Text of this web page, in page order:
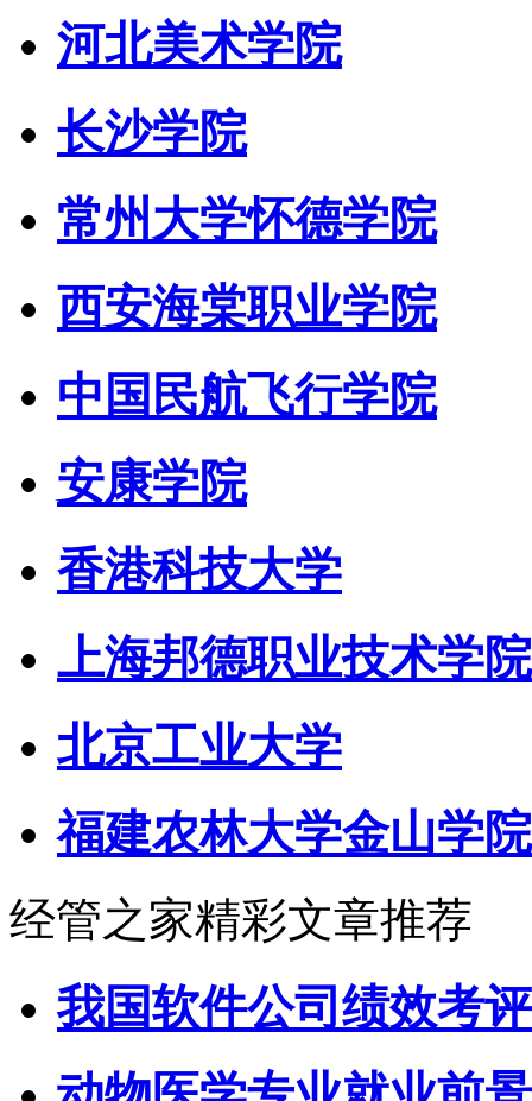
河北美术学院
长沙学院
常州大学怀德学院
西安海棠职业学院
中国民航飞行学院
安康学院
香港科技大学
上海邦德职业技术学院
北京工业大学
福建农林大学金山学院
经管之家精彩文章推荐
我国软件公司绩效考